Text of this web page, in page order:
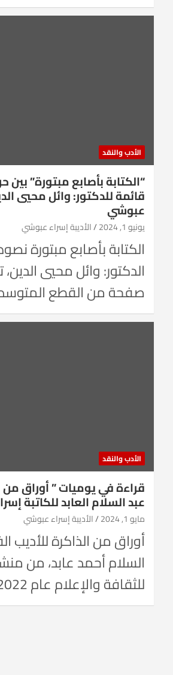
الأدب والنقد
“الكتابة بأصابع مبتورة”
قائمة للدكتور: وائل محيي
عبوشي
يونيو 1, 2024 الأديبة إسراء عبوشي
الكتابة بأصابع مبتورة
صفحة من القطع
الأدب والنقد
قراءة في يوميات ” أوراق من
عبد السلام العابد للكاتبة
مايو 1, 2024 الأديبة إسراء عبوشي
أوراق من الذاكرة للأديب
السلام أحمد عابد، من
للثقافة والإعلام عام 2022…